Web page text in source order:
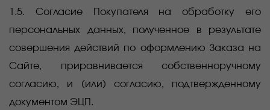
1.5. Согласие Покупателя на обработку его
персональных данных, полученное в результате
совершения действий по оформлению Заказа на
Сайте, приравнивается собственноручному
согласию, и (или) согласию, подтвержденному
документом ЭЦП.